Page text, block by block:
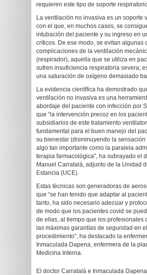
requieren este tipo de soporte
La ventilación no invasiva es un soporte
con el que, en muchos casos, se
intubación del paciente y su ingreso en
críticos. De ese modo, se evitan algunas
complicaciones de la ventilación
(respirador), aquella que se utiliza en
sufren insuficiencia respiratoria severa;
una saturación de oxígeno demasiado
La evidencia científica ha demostrado
ventilación no invasiva es una
abordaje del paciente con infección por
que “la intervención precoz en los
subsidiarios de este tratamiento
fundamental para el buen manejo del
su bienestar (disminuyendo la
algo tan importante como la paralela
terapia farmacológica”, ha subrayado el
Manuel Carratalá, adjunto de la Unidad
Estancia (UCE).
Estas técnicas son generadoras de
que “se han tenido que adaptar al
tanto, ha sido necesario adecuar y
de modo que los pacientes covid se
de ellas, al tiempo que los profesionales
las máximas garantías de seguridad en el
procedimiento”, ha destacado la
Inmaculada Dapena, enfermera de la
Medicina Interna.
El doctor Carratalá e Inmaculada